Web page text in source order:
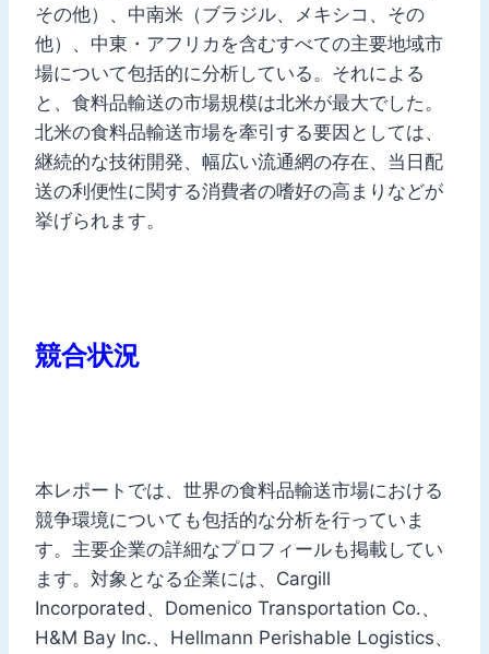
その他）、中南米（ブラジル、メキシコ、その
他）、中東・アフリカを含むすべての主要地域市
場について包括的に分析している。それによる
と、食料品輸送の市場規模は北米が最大でした。
北米の食料品輸送市場を牽引する要因としては、
継続的な技術開発、幅広い流通網の存在、当日配
送の利便性に関する消費者の嗜好の高まりなどが
挙げられます。
競合状況
本レポートでは、世界の食料品輸送市場における
競争環境についても包括的な分析を行っていま
す。主要企業の詳細なプロフィールも掲載してい
ます。対象となる企業には、Cargill
Incorporated、Domenico Transportation Co.、
H&M Bay Inc.、Hellmann Perishable Logistics、